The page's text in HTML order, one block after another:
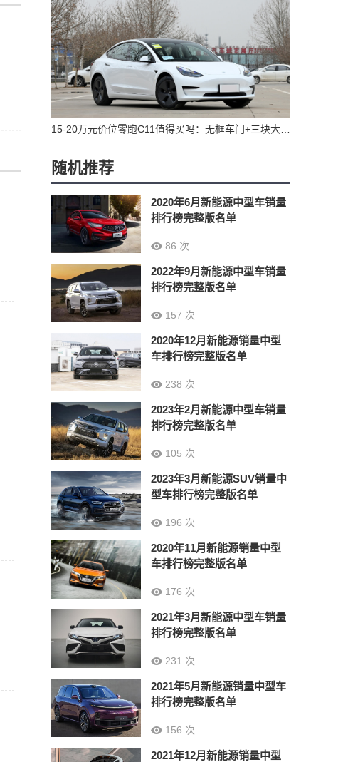
随机推荐
2020年6月新能源中型车销量
排行榜完整版名单
86 次
2022年9月新能源中型车销量
排行榜完整版名单
157 次
2020年12月新能源销量中型
车排行榜完整版名单
238 次
2023年2月新能源中型车销量
排行榜完整版名单
105 次
2023年3月新能源SUV销量中
型车排行榜完整版名单
196 次
2020年11月新能源销量中型
车排行榜完整版名单
176 次
2021年3月新能源中型车销量
排行榜完整版名单
231 次
2021年5月新能源销量中型车
排行榜完整版名单
156 次
2021年12月新能源销量中型